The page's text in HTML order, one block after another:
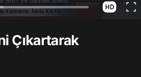
Çıkartarak